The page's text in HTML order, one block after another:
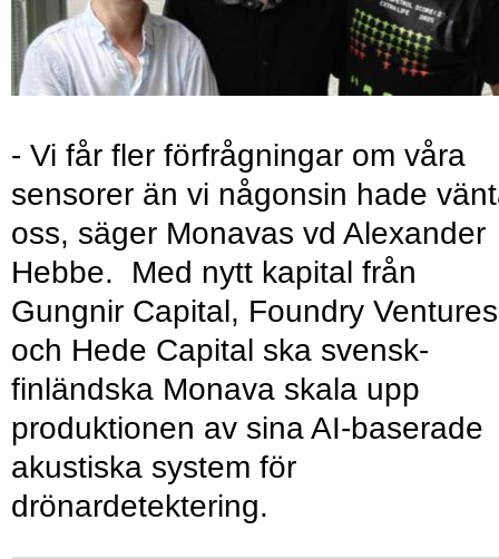
- Vi får fler förfrågningar om våra
sensorer än vi någonsin hade
oss, säger Monavas vd Alexander
Hebbe. Med nytt kapital från
Gungnir Capital, Foundry Ventures
och Hede Capital ska svensk-
finländska Monava skala upp
produktionen av sina AI-baserade
akustiska system för
drönardetektering.